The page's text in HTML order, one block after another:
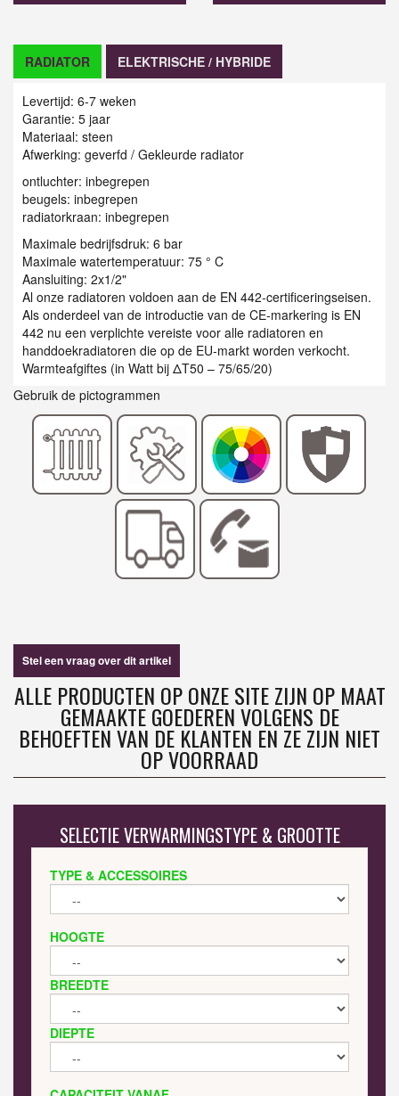
RADIATOR ELEKTRISCHE / HYBRIDE
Levertijd: 6-7 weken
Garantie: 5 jaar
Materiaal: steen
Afwerking: geverfd / Gekleurde radiator
ontluchter: inbegrepen
beugels: inbegrepen
radiatorkraan: inbegrepen
Maximale bedrijfsdruk: 6 bar
Maximale watertemperatuur: 75 ° C
Aansluiting: 2x1/2"
Al onze radiatoren voldoen aan de EN 442-certificeringseisen.
Als onderdeel van de introductie van de CE-markering is EN
442 nu een verplichte vereiste voor alle radiatoren en
handdoekradiatoren die op de EU-markt worden verkocht.
Warmteafgiftes (in Watt bij ΔT50 – 75/65/20)
Gebruik de pictogrammen
Stel een vraag over dit artikel
ALLE PRODUCTEN OP ONZE SITE ZIJN OP MAAT
GEMAAKTE GOEDEREN VOLGENS DE
BEHOEFTEN VAN DE KLANTEN EN ZE ZIJN NIET
OP VOORRAAD
SELECTIE VERWARMINGSTYPE & GROOTTE
TYPE & ACCESSOIRES
HOOGTE
BREEDTE
DIEPTE